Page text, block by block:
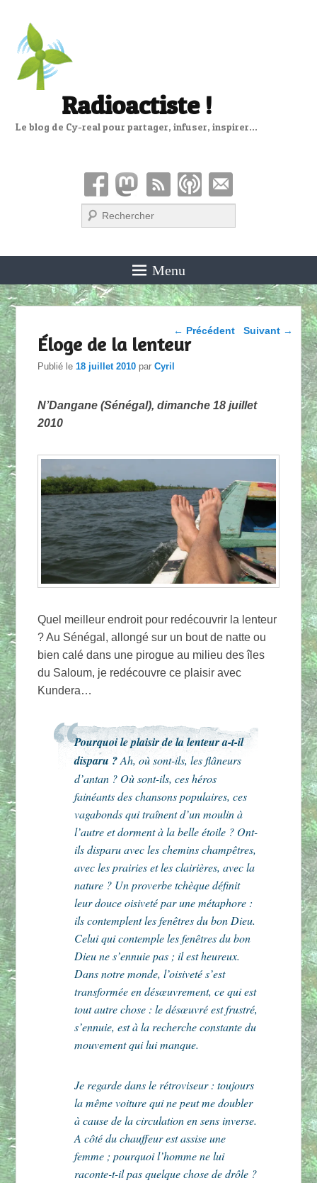
Radioactiste !
Le blog de Cy-real pour partager, infuser, inspirer…
Recherche
Menu
Parcourir les articles
← Précédent Suivant →
Éloge de la lenteur
Publié le18 juillet 2010 parCyril
N’Dangane (Sénégal), dimanche 18 juillet
2010
Quel meilleur endroit pour redécouvrir la lenteur
? Au Sénégal, allongé sur un bout de natte ou
bien calé dans une pirogue au milieu des îles
du Saloum, je redécouvre ce plaisir avec
Kundera…
Pourquoi le plaisir de la lenteur a-t-il
disparu ?Ah, où sont-ils, les flâneurs
d’antan ? Où sont-ils, ces héros
fainéants des chansons populaires, ces
vagabonds qui traînent d’un moulin à
l’autre et dorment à la belle étoile ? Ont-
ils disparu avec les chemins champêtres,
avec les prairies et les clairières, avec la
nature ? Un proverbe tchèque définit
leur douce oisiveté par une métaphore :
ils contemplent les fenêtres du bon Dieu.
Celui qui contemple les fenêtres du bon
Dieu ne s’ennuie pas ; il est heureux.
Dans notre monde, l’oisiveté s’est
transformée en désœuvrement, ce qui est
tout autre chose : le désœuvré est frustré,
s’ennuie, est à la recherche constante du
mouvement qui lui manque.
Je regarde dans le rétroviseur : toujours
la même voiture qui ne peut me doubler
à cause de la circulation en sens inverse.
A côté du chauffeur est assise une
femme ; pourquoi l’homme ne lui
raconte-t-il pas quelque chose de drôle ?